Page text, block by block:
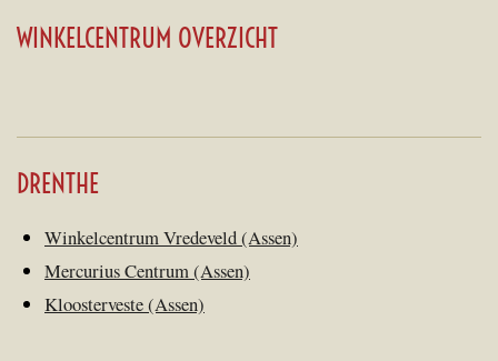
WINKELCENTRUM OVERZICHT
DRENTHE
Winkelcentrum Vredeveld (Assen)
Mercurius Centrum (Assen)
Kloosterveste (Assen)